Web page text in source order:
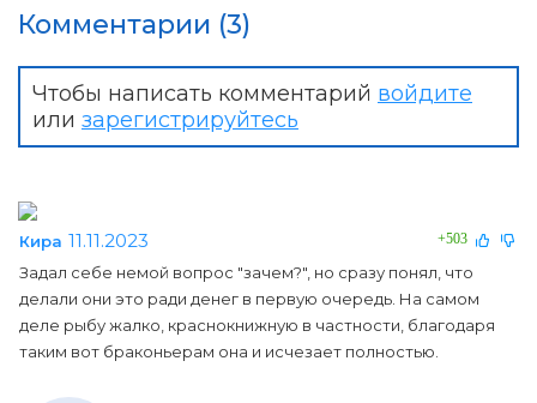
Комментарии (3)
Чтобы написать комментарий войдите
или зарегистрируйтесь
+503
Кира 11.11.2023
Задал себе немой вопрос "зачем?", но сразу понял, что
делали они это ради денег в первую очередь. На самом
деле рыбу жалко, краснокнижную в частности, благодаря
таким вот браконьерам она и исчезает полностью.